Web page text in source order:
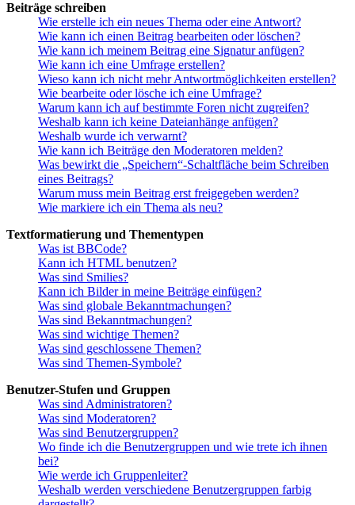
Beiträge schreiben
Wie erstelle ich ein neues Thema oder eine Antwort?
Wie kann ich einen Beitrag bearbeiten oder löschen?
Wie kann ich meinem Beitrag eine Signatur anfügen?
Wie kann ich eine Umfrage erstellen?
Wieso kann ich nicht mehr Antwortmöglichkeiten erstellen?
Wie bearbeite oder lösche ich eine Umfrage?
Warum kann ich auf bestimmte Foren nicht zugreifen?
Weshalb kann ich keine Dateianhänge anfügen?
Weshalb wurde ich verwarnt?
Wie kann ich Beiträge den Moderatoren melden?
Was bewirkt die „Speichern“-Schaltfläche beim Schreiben
eines Beitrags?
Warum muss mein Beitrag erst freigegeben werden?
Wie markiere ich ein Thema als neu?
Textformatierung und Thementypen
Was ist BBCode?
Kann ich HTML benutzen?
Was sind Smilies?
Kann ich Bilder in meine Beiträge einfügen?
Was sind globale Bekanntmachungen?
Was sind Bekanntmachungen?
Was sind wichtige Themen?
Was sind geschlossene Themen?
Was sind Themen-Symbole?
Benutzer-Stufen und Gruppen
Was sind Administratoren?
Was sind Moderatoren?
Was sind Benutzergruppen?
Wo finde ich die Benutzergruppen und wie trete ich ihnen
bei?
Wie werde ich Gruppenleiter?
Weshalb werden verschiedene Benutzergruppen farbig